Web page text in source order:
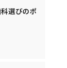
選びのポ